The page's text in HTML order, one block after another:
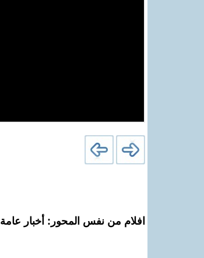
افلام من نفس المحور: أخبار عامة